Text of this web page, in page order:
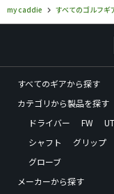
my caddie
すべてのゴルフギ
すべてのギアから探す
カテゴリから製品を探す
ドライバー
FW UT
シャフト
グリップ
グローブ
メーカーから探す